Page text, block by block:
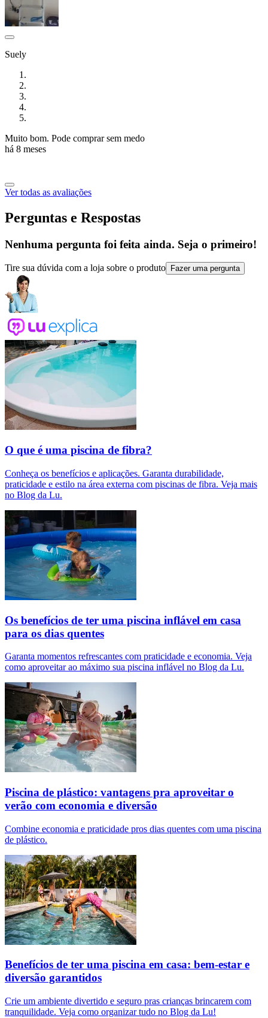
Suely
Muito bom. Pode comprar sem medo
há 8 meses
Ver todas as avaliações
Perguntas e Respostas
Nenhuma pergunta foi feita ainda. Seja o primeiro!
Tire sua dúvida com a loja sobre o produto Fazer uma pergunta
O que é uma piscina de fibra?
Conheça os benefícios e aplicações. Garanta durabilidade,
praticidade e estilo na área externa com piscinas de fibra. Veja mais
no Blog da Lu.
Os benefícios de ter uma piscina inflável em casa
para os dias quentes
Garanta momentos refrescantes com praticidade e economia. Veja
como aproveitar ao máximo sua piscina inflável no Blog da Lu.
Piscina de plástico: vantagens pra aproveitar o
verão com economia e diversão
Combine economia e praticidade pros dias quentes com uma piscina
de plástico.
Benefícios de ter uma piscina em casa: bem-estar e
diversão garantidos
Crie um ambiente divertido e seguro pras crianças brincarem com
tranquilidade. Veja como organizar tudo no Blog da Lu!